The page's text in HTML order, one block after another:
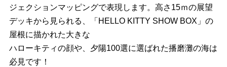
ジェクションマッピングで表現します。高さ15ｍの展望
デッキから見られる、「HELLO KITTY SHOW BOX」の
屋根に描かれた大きな
ハローキティの顔や、夕陽100選に選ばれた播磨灘の海は
必見です！